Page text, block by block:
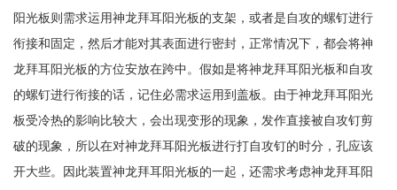
阳光板则需求运用神龙拜耳阳光板的支架，或者是自攻的螺钉进行
衔接和固定，然后才能对其表面进行密封，正常情况下，都会将神
龙拜耳阳光板的方位安放在跨中。假如是将神龙拜耳阳光板和自攻
的螺钉进行衔接的话，记住必需求运用到盖板。由于神龙拜耳阳光
板受冷热的影响比较大，会出现变形的现象，发作直接被自攻钉剪
破的现象，所以在对神龙拜耳阳光板进行打自攻钉的时分，孔应该
开大些。因此装置神龙拜耳阳光板的一起，还需求考虑神龙拜耳阳